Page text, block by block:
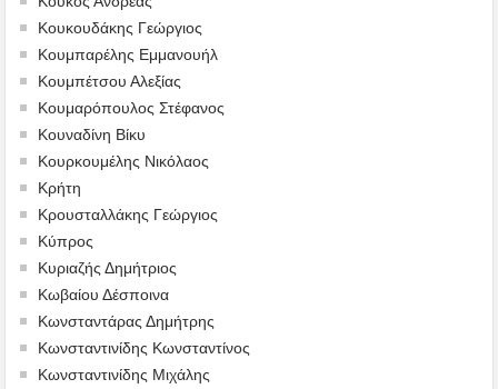
Κουκουδάκης Γεώργιος
Κουμπαρέλης Εμμανουήλ
Κουμπέτσου Αλεξίας
Κουμαρόπουλος Στέφανος
Κουναδίνη Βίκυ
Κουρκουμέλης Νικόλαος
Κρήτη
Κρουσταλλάκης Γεώργιος
Κύπρος
Κυριαζής Δημήτριος
Κωβαίου Δέσποινα
Κωνσταντάρας Δημήτρης
Κωνσταντινίδης Κωνσταντίνος
Κωνσταντινίδης Μιχάλης